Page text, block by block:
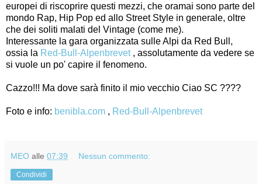
europei di riscoprire questi mezzi, che oramai sono parte del
mondo Rap, Hip Pop ed allo Street Style in generale, oltre
che dei soliti malati del Vintage (come me).
Interessante la gara organizzata sulle Alpi da Red Bull,
ossia la Red-Bull-Alpenbrevet, assolutamente da vedere se
si vuole un po' capire il fenomeno.
Cazzo!!! Ma dove sarà finito il mio vecchio Ciao SC ????
Foto e info: benibla.com , Red-Bull-Alpenbrevet
MEO alle 07:39 Nessun commento:
Condividi